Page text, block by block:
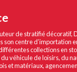
de stratifié décoratif,
son centre d’importation
collections en
véhicule de loisirs, du
et matériaux,